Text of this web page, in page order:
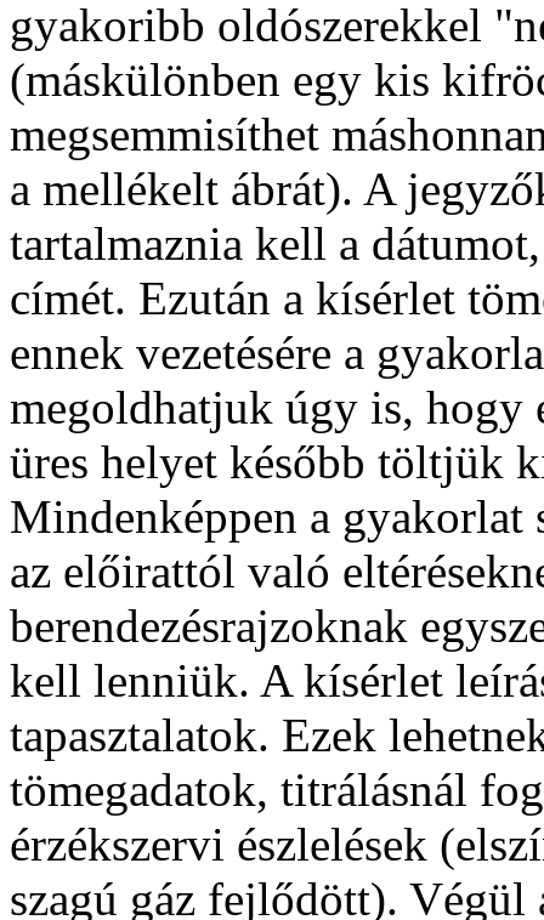
gyakoribb oldószerekkel
(máskülönben egy kis
megsemmisíthet
a mellékelt ábrát). A
tartalmaznia kell a
címét. Ezután a kísérlet
ennek vezetésére a
megoldhatjuk úgy is, hogy
üres helyet később töltjük
Mindenképpen a gyakorlat
az előirattól való
berendezésrajzoknak
kell lenniük. A kísérlet
tapasztalatok. Ezek
tömegadatok, titrálásnál
érzékszervi észlelések
szagú gáz fejlődött). Végül